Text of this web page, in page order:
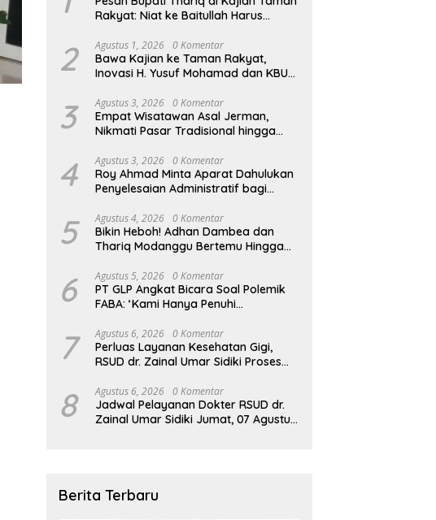
Rakyat: Niat ke Baitullah Harus
2 Agustus 1, 2026 0 Komentar
Bawa Kajian ke Taman Rakyat,
Inovasi H. Yusuf Mohamad dan KBU
3 Agustus 3, 2026 0 Komentar
Empat Wisatawan Asal Jerman,
Nikmati Pasar Tradisional hingga
4 Agustus 3, 2026 0 Komentar
Roy Ahmad Minta Aparat Dahulukan
Penyelesaian Administratif bagi
5 Agustus 4, 2026 0 Komentar
Bikin Heboh! Adhan Dambea dan
Thariq Modanggu Bertemu Hingga
6 Agustus 5, 2026 0 Komentar
PT GLP Angkat Bicara Soal Polemik
FABA: ‘Kami Hanya Penuhi
7 Agustus 6, 2026 0 Komentar
Perluas Layanan Kesehatan Gigi,
RSUD dr. Zainal Umar Sidiki Proses
Konservasi Gigi
8 Agustus 6, 2026 0 Komentar
Jadwal Pelayanan Dokter RSUD dr.
Zainal Umar Sidiki Jumat, 07 Agustus
Berita Terbaru